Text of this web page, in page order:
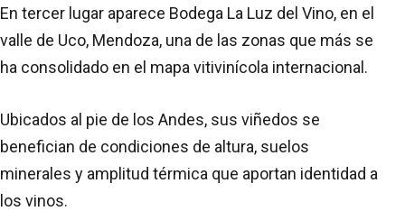
En tercer lugar aparece Bodega La Luz del Vino, en el
valle de Uco, Mendoza, una de las zonas que más se
ha consolidado en el mapa vitivinícola internacional.
Ubicados al pie de los Andes, sus viñedos se
benefician de condiciones de altura, suelos
minerales y amplitud térmica que aportan identidad a
los vinos.